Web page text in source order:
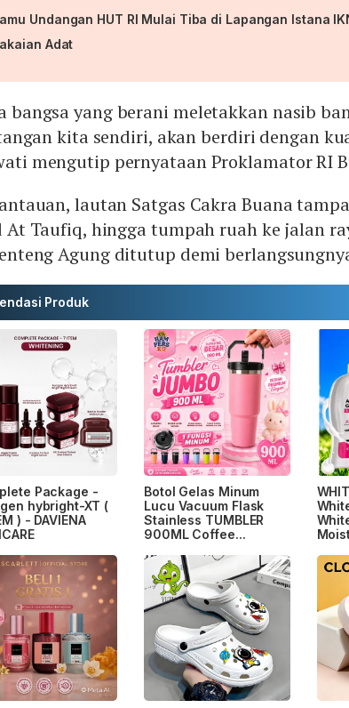
Undangan HUT RI Mulai Tiba di Lapangan Istana
Adat
bangsa yang berani meletakkan nasib
kita sendiri, akan berdiri dengan
mengutip pernyataan Proklamator RI
lautan Satgas Cakra Buana
At Taufiq, hingga tumpah ruah ke jalan
Agung ditutup demi
Produk
Package -
hybright-XT (
) - DAVIENA
Botol Gelas Minum
Lucu Vacuum Flask
Stainless TUMBLER
900ML Coffee...